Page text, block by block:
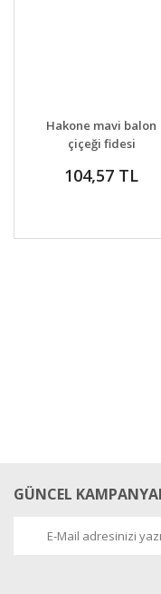
DETAYLAR
VER
Hakone mavi balon
çiçeği fidesi
grandyflora
104,57 TL
GÜNCEL